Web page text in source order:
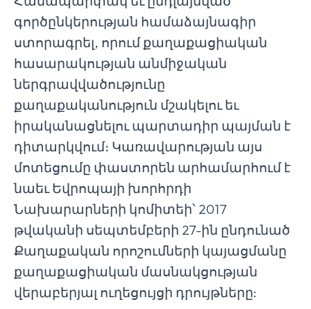
գործընկերության համաձայնագիր
ստորագրել, որում քաղաքացիական
հասարակության անմիջական
ներգրավվածությունը
քաղաքականություն մշակելու եւ
իրականացնելու պարտադիր պայման է
դիտարկվում։ Կառավարության այս
մոտեցումը փաստորեն արհամարհում է
նաեւ Եվրոպայի խորհրդի
Նախարարների կոմիտեի՝ 2017
թվականի սեպտեմբերի 27-ին ընդունած
Քաղաքական որոշումների կայացմանը
քաղաքացիական մասնակցության
վերաբերյալ ուղեցույցի դրույթները: